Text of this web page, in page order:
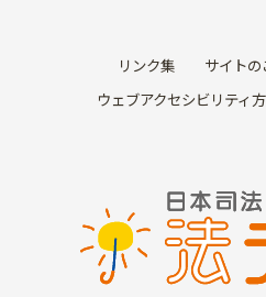
リンク集
サイト
ウェブアクセシビリティ